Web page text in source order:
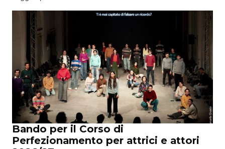
Bando per il Corso di
Perfezionamento per attrici e attori